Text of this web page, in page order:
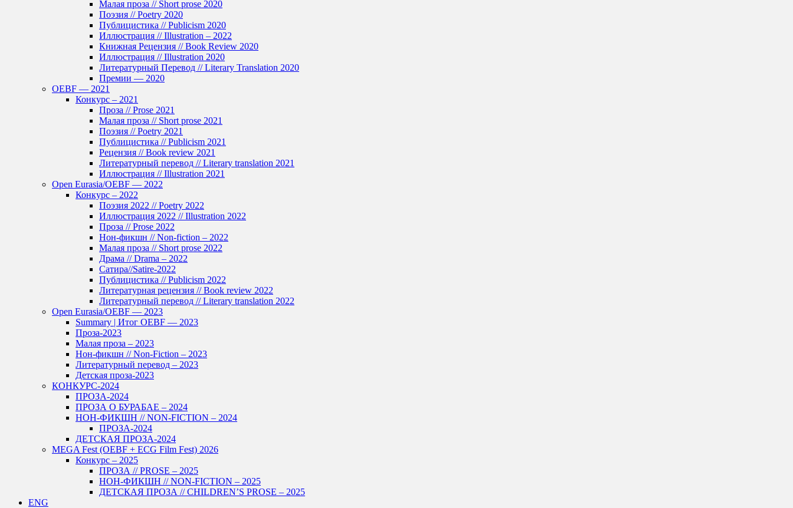
Малая проза // Short prose 2020
Поэзия // Poetry 2020
Публицистика // Publicism 2020
Иллюстрация // Illustration – 2022
Книжная Рецензия // Book Review 2020
Иллюстрация // Illustration 2020
Литературный Перевод // Literary Translation 2020
Премии — 2020
OEBF — 2021
Конкурс – 2021
Проза // Prose 2021
Малая проза // Short prose 2021
Поэзия // Poetry 2021
Публицистика // Publicism 2021
Рецензия // Book review 2021
Литературный перевод // Literary translation 2021
Иллюстрация // Illustration 2021
Open Eurasia/OEBF — 2022
Конкурс – 2022
Поэзия 2022 // Poetry 2022
Иллюстрация 2022 // Illustration 2022
Проза // Prose 2022
Нон-фикшн // Non-fiction – 2022
Малая проза // Short prose 2022
Драма // Drama – 2022
Сатира//Satire-2022
Публицистика // Publicism 2022
Литературная рецензия // Book review 2022
Литературный перевод // Literary translation 2022
Open Eurasia/OEBF — 2023
Summary | Итог OEBF — 2023
Проза-2023
Малая проза – 2023
Нон-фикшн // Non-Fiction – 2023
Литературный перевод – 2023
Детская проза-2023
КОНКУРС-2024
ПРОЗА-2024
ПРОЗА О БУРАБАЕ – 2024
НОН-ФИКШН // NON-FICTION – 2024
ПРОЗА-2024
ДЕТСКАЯ ПРОЗА-2024
MEGA Fest (OEBF + ECG Film Fest) 2026
Конкурс – 2025
ПРОЗА // PROSE – 2025
НОН-ФИКШН // NON-FICTION – 2025
ДЕТСКАЯ ПРОЗА // CHILDREN’S PROSE – 2025
ENG